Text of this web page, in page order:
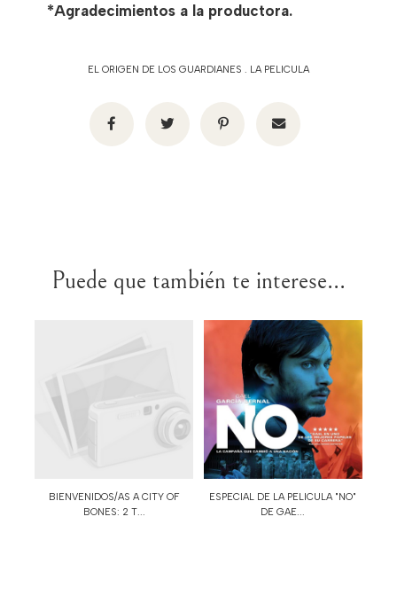
*Agradecimientos a la productora.
EL ORIGEN DE LOS GUARDIANES . LA PELICULA
Puede que también te interese...
BIENVENIDOS/AS A CITY OF
BONES: 2 T...
ESPECIAL DE LA PELICULA "NO"
DE GAE...